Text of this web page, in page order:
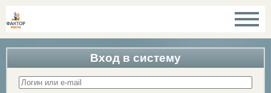
Вход в систему